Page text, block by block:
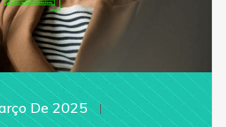
De 2025